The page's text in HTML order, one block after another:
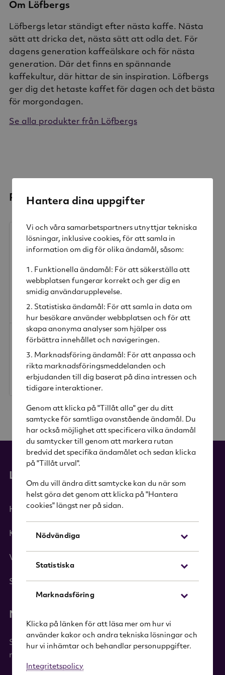
Hantera dina uppgifter
Vi och våra samarbetspartners utnyttjar tekniska
lösningar, inklusive cookies, för att samla in
information om dig för olika ändamål, såsom:
Funktionella ändamål: För att säkerställa att
webbplatsen fungerar korrekt och ger dig en
smidig användarupplevelse.
Statistiska ändamål: För att samla in data om
hur besökare använder webbplatsen och för att
skapa anonyma analyser som hjälper oss
förbättra innehållet och navigeringen.
Marknadsföring ändamål: För att anpassa och
rikta marknadsföringsmeddelanden och
erbjudanden till dig baserat på dina intressen och
tidigare interaktioner.
Genom att klicka på "Tillåt alla" ger du ditt
samtycke för samtliga ovanstående ändamål. Du
har också möjlighet att specificera vilka ändamål
du samtycker till genom att markera rutan
bredvid det specifika ändamålet och sedan klicka
på "Tillåt urval".
Om du vill ändra ditt samtycke kan du när som
helst göra det genom att klicka på "Hantera
cookies" längst ner på sidan.
Nödvändiga
Statistiska
Marknadsföring
Klicka på länken för att läsa mer om hur vi
använder kakor och andra tekniska lösningar och
hur vi inhämtar och behandlar personuppgifter.
Integritetspolicy
Om Löfbergs
Löfbergs letar ständigt efter nästa kaffe. Nästa
sätt att dricka det, nästa sätt att odla det. För
dagens generation kaffeälskare och för nästa
generation. Där det finns en spännande
kaffekultur, där hittar de sin inspiration. Löfbergs
ger dig det hetaste kaffet för dagen och det bästa
för morgondagen.
Se alla produkter från Löfbergs
Relaterade produkter
Hela Bönor Mountain High Eko 500g
Länkar
Hem
Kategorier
Varumärken
Sök i sortimentet
Nyhetsbrev
Signa upp dig på vårt nyhetsbrev och få 20%
rabatt på ditt första köp!